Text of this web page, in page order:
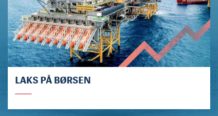
LAKS PÅ BØRSEN